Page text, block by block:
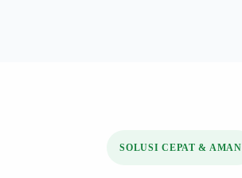
SOLUSI CEPAT & AMAN